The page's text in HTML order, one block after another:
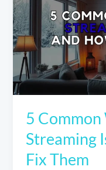
5
Streaming
Fix Them